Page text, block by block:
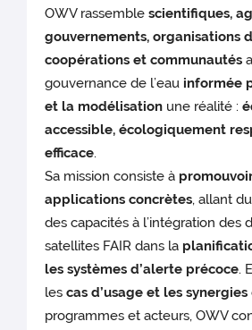
OWV rassemblescientifiques,
gouvernements, organisations
coopérations et communautés
gouvernance de l’eau informée
et la modélisation une réalité :
accessible, écologiquement
efficace.
Sa mission consiste à
applications concrètes, allant
des capacités à l’intégration des
satellites FAIR dans la
les systèmes d’alerte précoce.
lescas d’usage et les synergies
programmes et acteurs, OWV